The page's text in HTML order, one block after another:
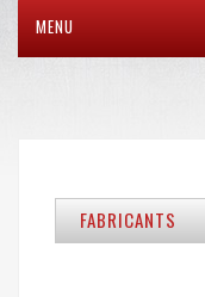
MENU
FABRICANTS